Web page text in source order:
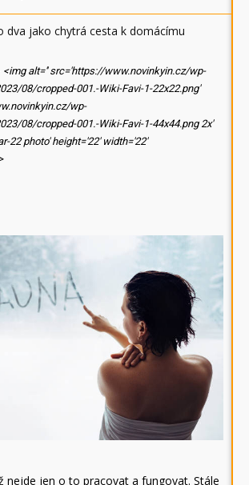
dva jako chytrá cesta k domácímu
<img alt='' src='https://www.novinkyin.cz/wp-
08/cropped-001.-Wiki-Favi-1-22x22.png'
wp-
08/cropped-001.-Wiki-Favi-1-44x44.png 2x'
22 photo' height='22' width='22'
nejde jen o to pracovat a fungovat. Stále